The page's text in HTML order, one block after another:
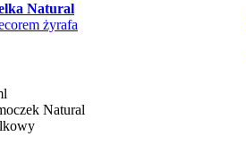
Natural
żyrafa
Natural